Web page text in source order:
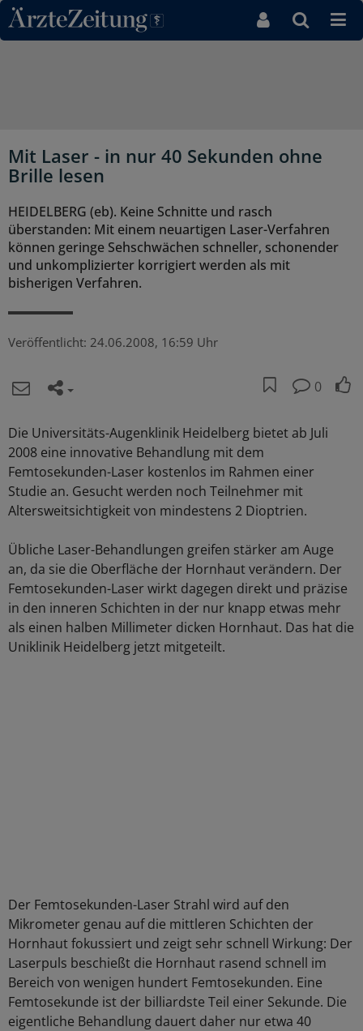
Direkt zum Inhaltsbereich
Mit Laser - in nur 40 Sekunden ohne
Brille lesen
HEIDELBERG (eb). Keine Schnitte und rasch
überstanden: Mit einem neuartigen Laser-Verfahren
können geringe Sehschwächen schneller, schonender
und unkomplizierter korrigiert werden als mit
bisherigen Verfahren.
Veröffentlicht: 24.06.2008, 16:59 Uhr
0
Die Universitäts-Augenklinik Heidelberg bietet ab Juli
2008 eine innovative Behandlung mit dem
Femtosekunden-Laser kostenlos im Rahmen einer
Studie an. Gesucht werden noch Teilnehmer mit
Altersweitsichtigkeit von mindestens 2 Dioptrien.
Übliche Laser-Behandlungen greifen stärker am Auge
an, da sie die Oberfläche der Hornhaut verändern. Der
Femtosekunden-Laser wirkt dagegen direkt und präzise
in den inneren Schichten in der nur knapp etwas mehr
als einen halben Millimeter dicken Hornhaut. Das hat die
Uniklinik Heidelberg jetzt mitgeteilt.
Der Femtosekunden-Laser Strahl wird auf den
Mikrometer genau auf die mittleren Schichten der
Hornhaut fokussiert und zeigt sehr schnell Wirkung: Der
Laserpuls beschießt die Hornhaut rasend schnell im
Bereich von wenigen hundert Femtosekunden. Eine
Femtosekunde ist der billiardste Teil einer Sekunde. Die
eigentliche Behandlung dauert daher nur etwa 40